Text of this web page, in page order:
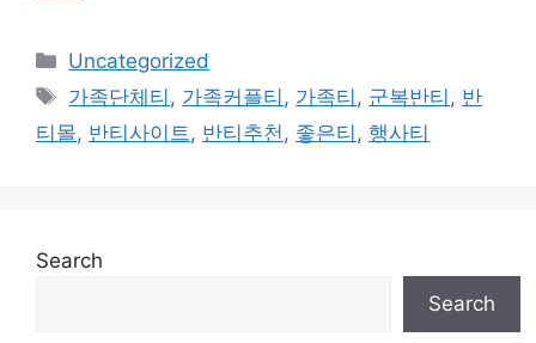
Categories
Uncategorized
Tags
가족단체티 , 가족커플티 , 가족티 , 군복반티 , 반
티몰, 반티사이트 , 반티추천 , 좋은티 , 행사티
Search
Search